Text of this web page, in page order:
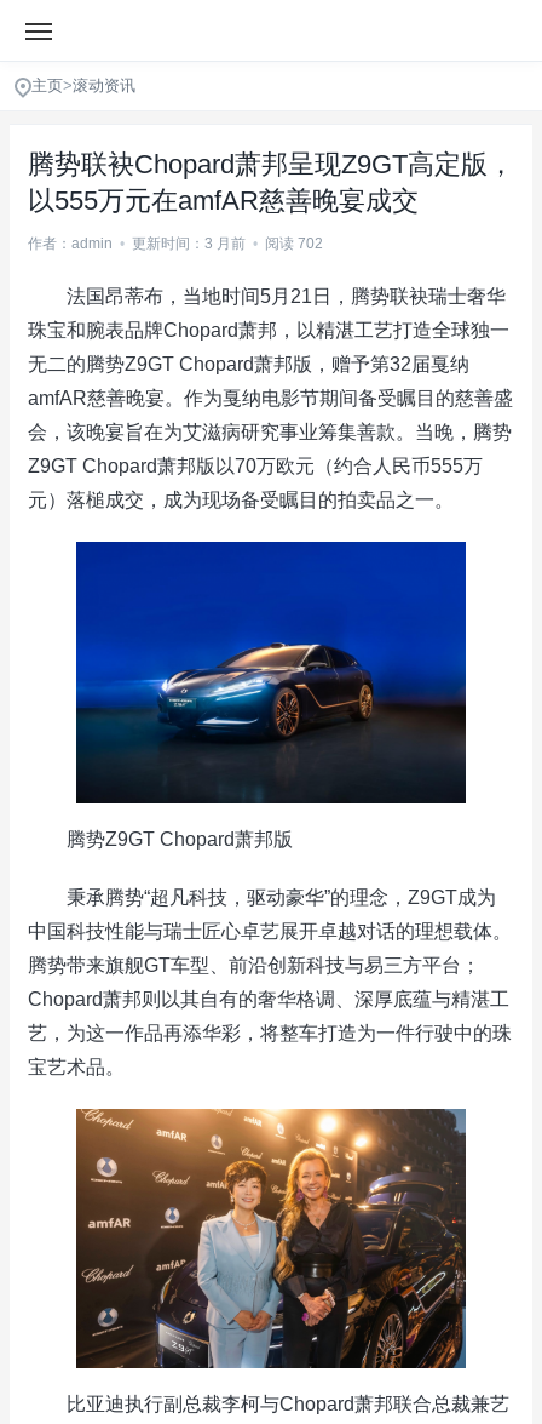
主页>滚动资讯
腾势联袂Chopard萧邦呈现Z9GT高定版，
以555万元在amfAR慈善晚宴成交
作者：admin • 更新时间：3 月前 • 阅读 702
法国昂蒂布，当地时间5月21日，腾势联袂瑞士奢华
珠宝和腕表品牌Chopard萧邦，以精湛工艺打造全球独一
无二的腾势Z9GT Chopard萧邦版，赠予第32届戛纳
amfAR慈善晚宴。作为戛纳电影节期间备受瞩目的慈善盛
会，该晚宴旨在为艾滋病研究事业筹集善款。当晚，腾势
Z9GT Chopard萧邦版以70万欧元（约合人民币555万
元）落槌成交，成为现场备受瞩目的拍卖品之一。
腾势Z9GT Chopard萧邦版
秉承腾势“超凡科技，驱动豪华”的理念，Z9GT成为
中国科技性能与瑞士匠心卓艺展开卓越对话的理想载体。
腾势带来旗舰GT车型、前沿创新科技与易三方平台；
Chopard萧邦则以其自有的奢华格调、深厚底蕴与精湛工
艺，为这一作品再添华彩，将整车打造为一件行驶中的珠
宝艺术品。
比亚迪执行副总裁李柯与Chopard萧邦联合总裁兼艺